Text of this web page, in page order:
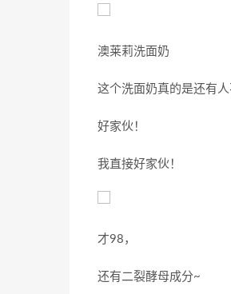
澳莱莉洗面奶
这个洗面奶真的是还有人
好家伙！
我直接好家伙！
才98，
还有二裂酵母成分~